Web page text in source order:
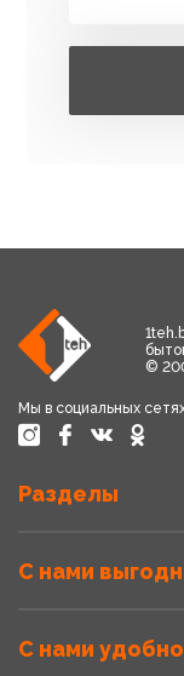
©
Мы в социальных
Разделы
С нами
С нами удобно